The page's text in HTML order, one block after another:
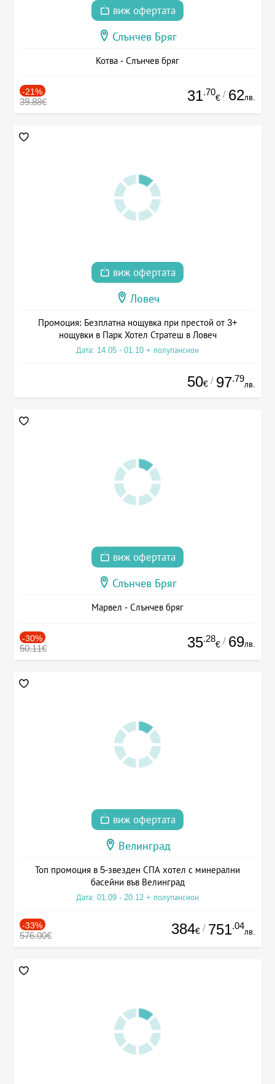
виж офертата
Слънчев Бряг
Котва - Слънчев бряг
-21%
39.88€ 31.70
€ / 62лв.
виж офертата
Ловеч
Промоция: Безплатна нощувка при престой от 3+
нощувки в Парк Хотел Стратеш в Ловеч
Дата: 14.05 - 01.10 + полупансион
50€ / 97.79
лв.
виж офертата
Слънчев Бряг
Марвел - Слънчев бряг
-30%
50.11€ 35.28
€ / 69лв.
виж офертата
Велинград
Топ промоция в 5-звезден СПА хотел с минерални
басейни във Велинград
Дата: 01.09 - 20.12 + полупансион
-33%
576.00€ 384€ / 751.04
лв.